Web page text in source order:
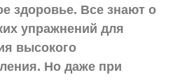
здоровье. Все знают о
упражнений для
высокого
Но даже при